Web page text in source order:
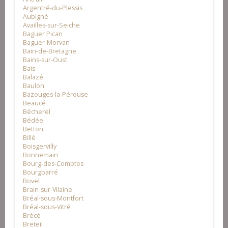
Argentré-du-Plessis
Aubigné
Availles-sur-Seiche
Baguer Pican
Baguer-Morvan
Bain-de-Bretagne
Bains-sur-Oust
Bais
Balazé
Baulon
Bazouges-la-Pérouse
Beaucé
Bécherel
Bédée
Betton
Billé
Boisgervilly
Bonnemain
Bourg-des-Comptes
Bourgbarré
Bovel
Brain-sur-Vilaine
Bréal-sous-Montfort
Bréal-sous-Vitré
Brécé
Breteil